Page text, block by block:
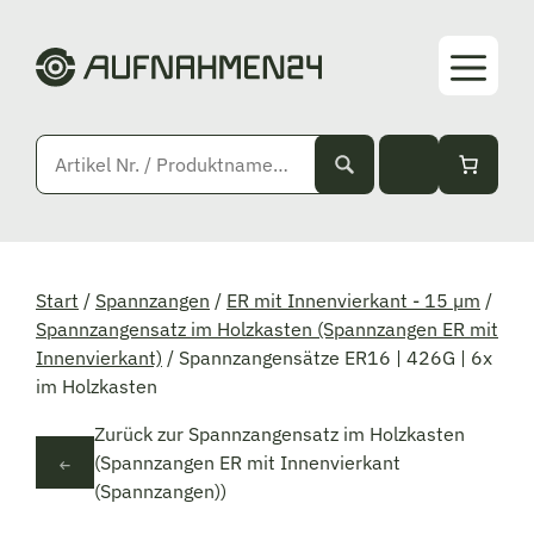
Inhalt
springen
Start / Spannzangen / ER mit Innenvierkant - 15 µm /
Spannzangensatz im Holzkasten (Spannzangen ER mit
Innenvierkant) / Spannzangensätze ER16 | 426G | 6x
im Holzkasten
Zurück zur Spannzangensatz im Holzkasten
(Spannzangen ER mit Innenvierkant
(Spannzangen))